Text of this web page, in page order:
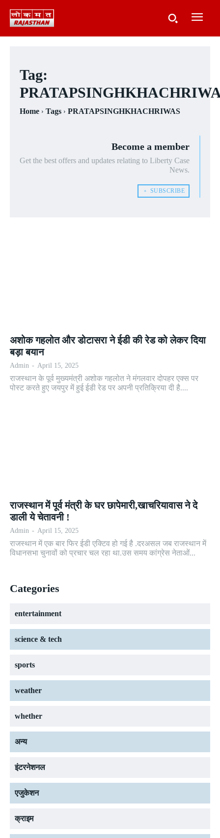
Tag:
Home Tags PRATAPSINGHKHACHRIWAS
Become a member
Get the best offers and updates relating to Liberty Case
News.
﹢ SUBSCRIBE
अशोक गहलोत और डोटासरा ने ईडी की रेड को लेकर दिया
बड़ा बयान
Admin - April 15, 2025
राजस्थान के पूर्व मुख्यमंत्री अशोक गहलोत ने मंगलवार दोपहर एक्स पर
पोस्ट करते हुए जयपुर में हुई ईडी रेड पर अपनी प्रतिक्रिया दी है....
राजस्थान में पूर्व मंत्री के घर छापेमारी,खाचरियावास ने दे
डाली ये चेतावनी !
Admin - April 15, 2025
राजस्थान में एक बार फिर ईडी एक्टिव हो गई है .दरअसल जब राजस्थान में
विधानसभा चुनावों को प्रचार चल रहा था.उस समय कांग्रेस नेताओं...
Categories
entertainment
science & tech
sports
weather
whether
अन्य
इंटरनेशनल
एजुकेशन
क्राइम